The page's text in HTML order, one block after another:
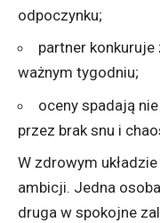
odpoczynku;
partner
ważnym tygodniu;
oceny spadają
przez brak snu i
W zdrowym
ambicji. Jedna
druga w spokojne